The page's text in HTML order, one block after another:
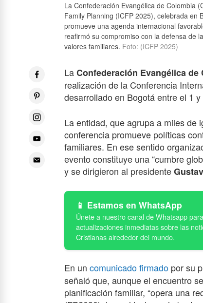
La Confederación Evangélica de Colombia
Family Planning (ICFP 2025), celebrada en
promueve una agenda internacional
reafirmó su compromiso con la defensa de
valores familiares. Foto: (ICFP 2025)
LaConfederación Evangélica de
realización de la Conferencia
desarrollado en Bogotá entre el 1
La entidad, que agrupa a miles de
conferencia promueve políticas
familiares. En ese sentido
evento constituye una “cumbre
y se dirigieron al presidente
Estamos en WhatsApp
En un comunicado firmado por su
señaló que, aunque el encuentro
planificación familiar, “opera una